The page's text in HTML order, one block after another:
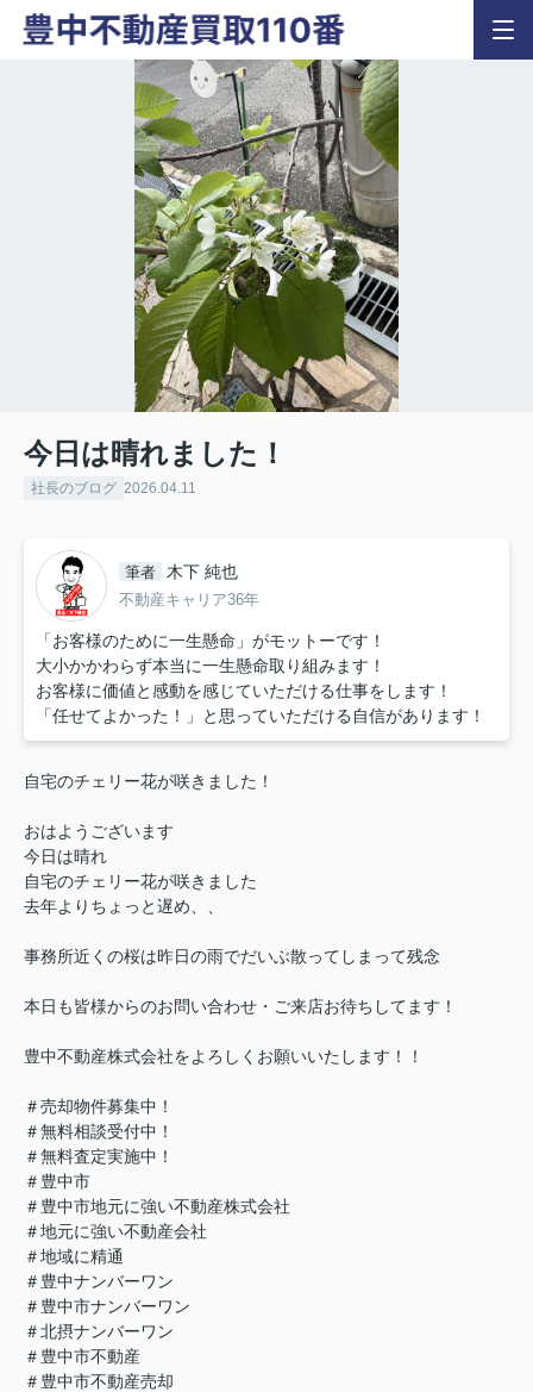
今日は晴れました！
社長のブログ 2026.04.11
筆者 木下 純也
不動産キャリア36年
「お客様のために一生懸命」がモットーです！
大小かかわらず本当に一生懸命取り組みます！
お客様に価値と感動を感じていただける仕事をします！
「任せてよかった！」と思っていただける自信があります！
自宅のチェリー花が咲きました！
おはようございます
今日は晴れ
自宅のチェリー花が咲きました
去年よりちょっと遅め、、
事務所近くの桜は昨日の雨でだいぶ散ってしまって残念
本日も皆様からのお問い合わせ・ご来店お待ちしてます！
豊中不動産株式会社をよろしくお願いいたします！！
＃売却物件募集中！
＃無料相談受付中！
＃無料査定実施中！
＃豊中市
＃豊中市地元に強い不動産株式会社
＃地元に強い不動産会社
＃地域に精通
＃豊中ナンバーワン
＃豊中市ナンバーワン
＃北摂ナンバーワン
＃豊中市不動産
＃豊中市不動産売却